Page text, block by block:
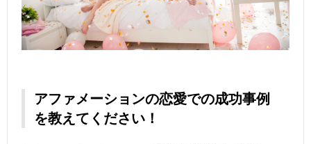
アファメーションの恋愛での成功事例
を教えてください！